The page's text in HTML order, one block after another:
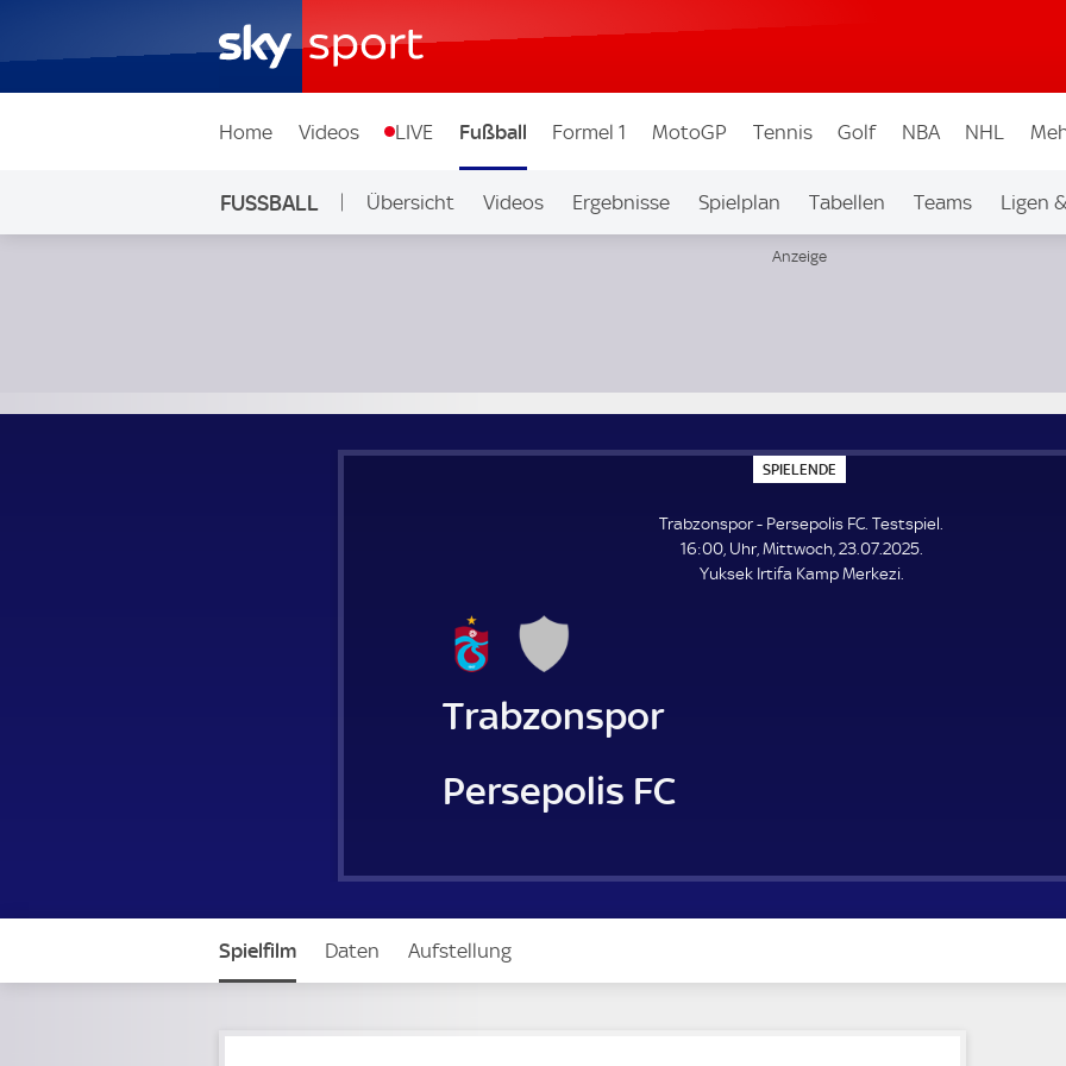
Home Videos LIVE Fußball Formel 1 MotoGP Tennis Golf NBA NHL
FUSSBALL Übersicht Videos Ergebnisse Spielplan Tabellen Teams Ligen
SPIELENDE
P
E
L
E
N
Trabzonspor - Persepolis FC. Testspiel.
16:00, Uhr, Mittwoch, 23.07.2025.
Yuksek Irtifa Kamp Merkezi.
Trabzonspor
Persepolis FC
Spielfilm Daten Aufstellung